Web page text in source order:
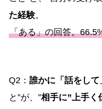
た経験。
「ある」の回答。
Q2： 誰かに「話をして
と”が、”相手に”上手く